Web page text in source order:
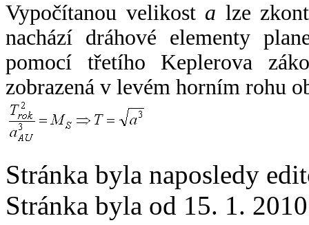
Vypočítanou velikost a lze
nachází dráhové elementy
pomocí třetího Keplerova
zobrazená v levém horním rohu
Stránka byla naposledy
Stránka byla od 15. 1.